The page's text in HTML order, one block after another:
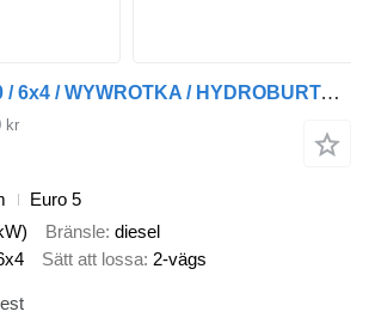
MAN TGS 33.360 / 6x4 / WYWROTKA / HYDROBURTA / MEILLER KIPPER / BORD
kr
Euro 5
Bränsle diesel
Sätt att lossa 2-vägs